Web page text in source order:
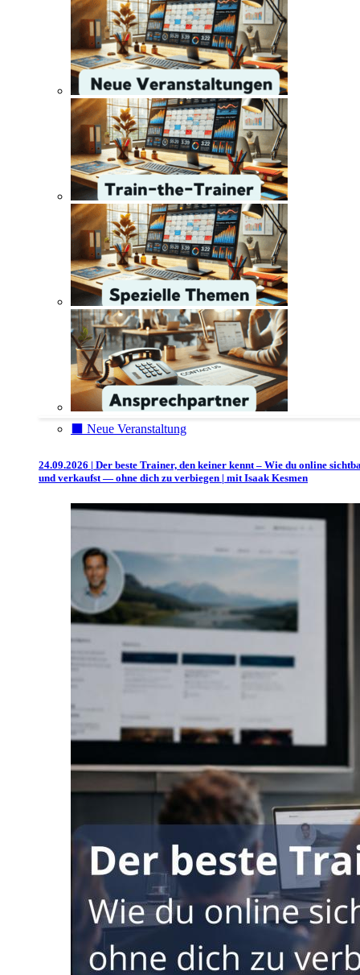
⬛️ Neue Veranstaltung
24.09.2026 | Der beste Trainer, den keiner kennt – Wie du online
und verkaufst — ohne dich zu verbiegen | mit Isaak Kesmen